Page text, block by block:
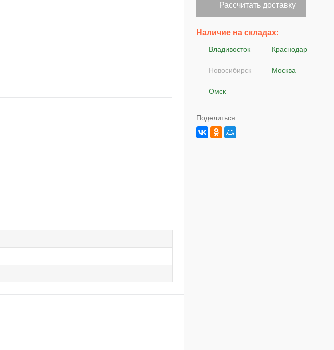
Рассчитать доставку
Наличие на складах:
Владивосток Краснодар
Новосибирск Москва
Омск
Поделиться